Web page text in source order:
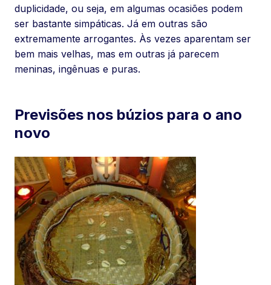
duplicidade, ou seja, em algumas ocasiões podem
ser bastante simpáticas. Já em outras são
extremamente arrogantes. Às vezes aparentam ser
bem mais velhas, mas em outras já parecem
meninas, ingênuas e puras.
Previsões nos búzios para o ano
novo